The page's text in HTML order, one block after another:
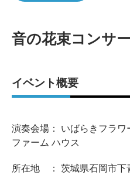
音の花束コンサ
イベント概要
演奏会場： いばらきフラ
ファーム ハウス
所在地 ： 茨城県石岡市下